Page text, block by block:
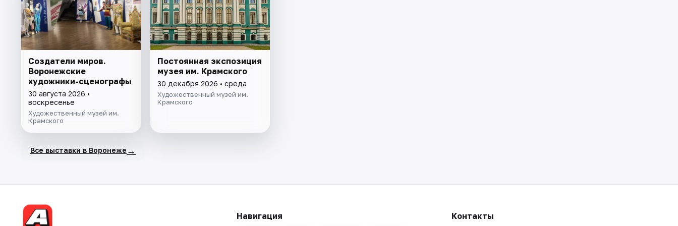
Создатели миров.
Воронежские
художники-сценографы
30 августа 2026 •
воскресенье
Художественный музей им.
Крамского
Постоянная экспозиция
музея им. Крамского
30 декабря 2026 • среда
Художественный музей им.
Крамского
Все выставки в Воронеже →
Навигация Контакты